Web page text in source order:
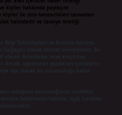
kişiler hakkında paylaşım
kişiler ile isim benzerlikleri tamamen
halindedir ve tavsiye niteliği
Bilgi Teknolojileri ve İletişim Kurumu
Sağlayıcı olarak hizmet vermektedir. Bu
denetleme veya araştırma
Ancak, üyelerimiz yazdıkları içeriklerin
olduğunu düşündüğünüz içerikleri,